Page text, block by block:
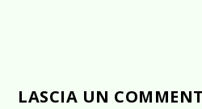
LASCIA UN